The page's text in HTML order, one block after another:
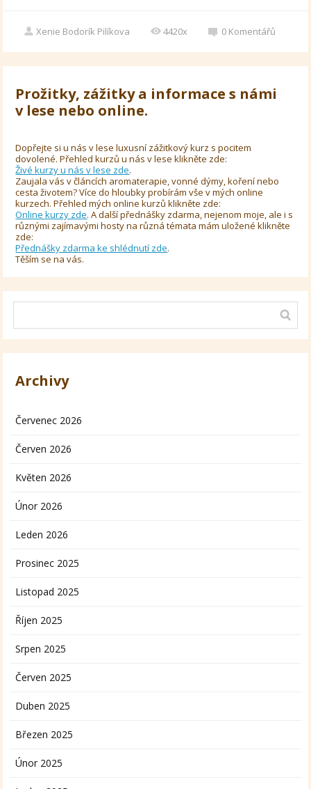
Xenie Bodorík Pilíkova 4420x 0 Komentářů
Prožitky, zážitky a informace s námi
v lese nebo online.
Dopřejte si u nás v lese luxusní zážitkový kurz s pocitem
dovolené. Přehled kurzů u nás v lese klikněte zde:
Živé kurzy u nás v lese zde.
Zaujala vás v článcích aromaterapie, vonné dýmy, koření nebo
cesta životem? Více do hloubky probírám vše v mých online
kurzech. Přehled mých online kurzů klikněte zde:
Online kurzy zde. A další přednášky zdarma, nejenom moje, ale i s
různými zajímavými hosty na různá témata mám uložené klikněte
zde:
Přednášky zdarma ke shlédnutí zde.
Těším se na vás.
Archivy
Červenec 2026
Červen 2026
Květen 2026
Únor 2026
Leden 2026
Prosinec 2025
Listopad 2025
Říjen 2025
Srpen 2025
Červen 2025
Duben 2025
Březen 2025
Únor 2025